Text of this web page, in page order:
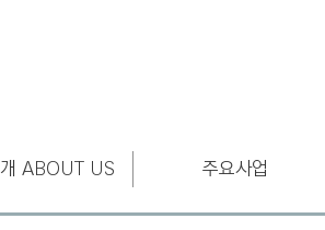
ABOUT US 주요사업